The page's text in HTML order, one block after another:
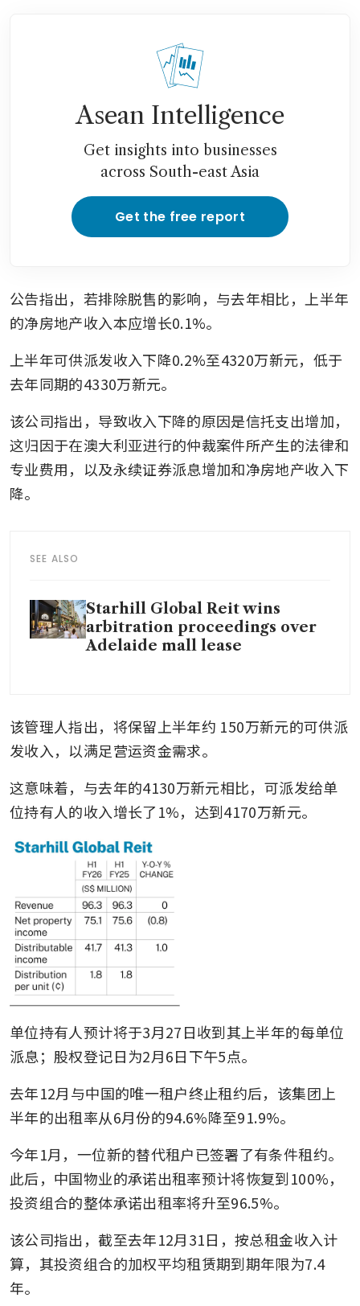
Asean Intelligence
Get insights into businesses
across South-east Asia
Get the free report
公告指出，若排除脱售的影响，与去年相比，上半年
的净房地产收入本应增长0.1%。
上半年可供派发收入下降0.2%至4320万新元，低于
去年同期的4330万新元。
该公司指出，导致收入下降的原因是信托支出增加，
这归因于在澳大利亚进行的仲裁案件所产生的法律和
专业费用，以及永续证券派息增加和净房地产收入下
降。
SEE ALSO
Starhill Global Reit wins
arbitration proceedings over
Adelaide mall lease
该管理人指出，将保留上半年约 150万新元的可供派
发收入，以满足营运资金需求。
这意味着，与去年的4130万新元相比，可派发给单
位持有人的收入增长了1%，达到4170万新元。
单位持有人预计将于3月27日收到其上半年的每单位
派息；股权登记日为2月6日下午5点。
去年12月与中国的唯一租户终止租约后，该集团上
半年的出租率从6月份的94.6%降至91.9%。
今年1月，一位新的替代租户已签署了有条件租约。
此后，中国物业的承诺出租率预计将恢复到100%，
投资组合的整体承诺出租率将升至96.5%。
该公司指出，截至去年12月31日，按总租金收入计
算，其投资组合的加权平均租赁期到期年限为7.4
年。